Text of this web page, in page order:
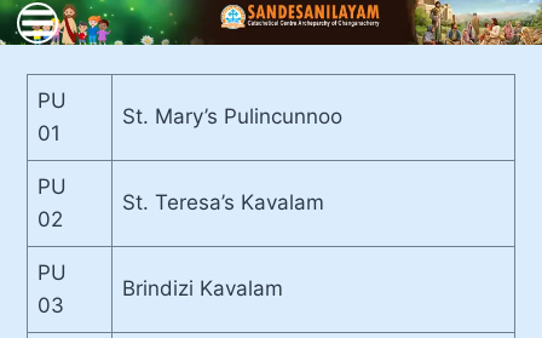
Skip
to
content
PU
01
St. Mary’s Pulincunnoo
PU
02
St. Teresa’s Kavalam
PU
03
Brindizi Kavalam